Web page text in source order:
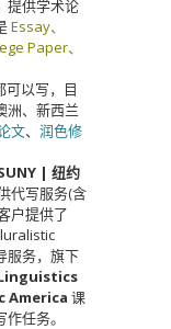
提供学术论
Essay、
Paper、
可以写，目
洲、新西兰
文、 润色修
| 纽约
代写服务(含
户提供了
服务，旗下
America 课
任务。